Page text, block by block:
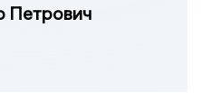
Петрович